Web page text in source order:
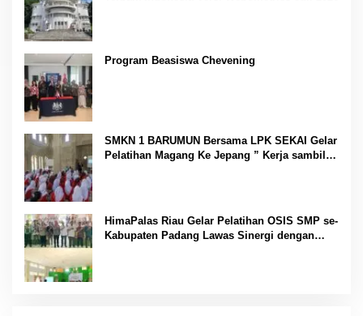
Program Beasiswa Chevening
SMKN 1 BARUMUN Bersama LPK SEKAI Gelar
Pelatihan Magang Ke Jepang ” Kerja sambil
HimaPalas Riau Gelar Pelatihan OSIS SMP se-
Kabupaten Padang Lawas Sinergi dengan